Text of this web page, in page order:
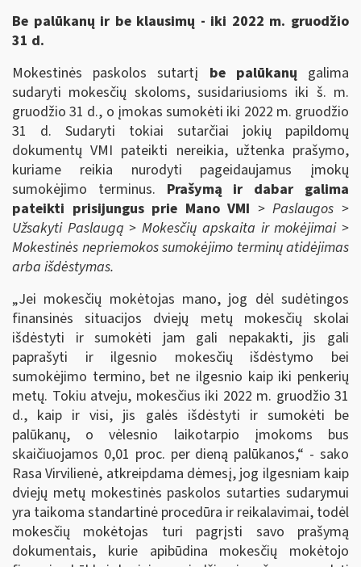
Be palūkanų ir be klausimų - iki 2022 m. gruodžio
31 d.
Mokestinės paskolos sutartį be palūkanų galima
sudaryti mokesčių skoloms, susidariusioms iki š. m.
gruodžio 31 d., o įmokas sumokėti iki 2022 m. gruodžio
31 d. Sudaryti tokiai sutarčiai jokių papildomų
dokumentų VMI pateikti nereikia, užtenka prašymo,
kuriame reikia nurodyti pageidaujamus įmokų
sumokėjimo terminus. Prašymą ir dabar galima
pateikti prisijungus prie Mano VMI > Paslaugos >
Užsakyti Paslaugą > Mokesčių apskaita ir mokėjimai >
Mokestinės nepriemokos sumokėjimo terminų atidėjimas
arba išdėstymas.
„Jei mokesčių mokėtojas mano, jog dėl sudėtingos
finansinės situacijos dviejų metų mokesčių skolai
išdėstyti ir sumokėti jam gali nepakakti, jis gali
paprašyti ir ilgesnio mokesčių išdėstymo bei
sumokėjimo termino, bet ne ilgesnio kaip iki penkerių
metų. Tokiu atveju, mokesčius iki 2022 m. gruodžio 31
d., kaip ir visi, jis galės išdėstyti ir sumokėti be
palūkanų, o vėlesnio laikotarpio įmokoms bus
skaičiuojamos 0,01 proc. per dieną palūkanos,“ - sako
Rasa Virvilienė, atkreipdama dėmesį, jog ilgesniam kaip
dviejų metų mokestinės paskolos sutarties sudarymui
yra taikoma standartinė procedūra ir reikalavimai, todėl
mokesčių mokėtojas turi pagrįsti savo prašymą
dokumentais, kurie apibūdina mokesčių mokėtojo